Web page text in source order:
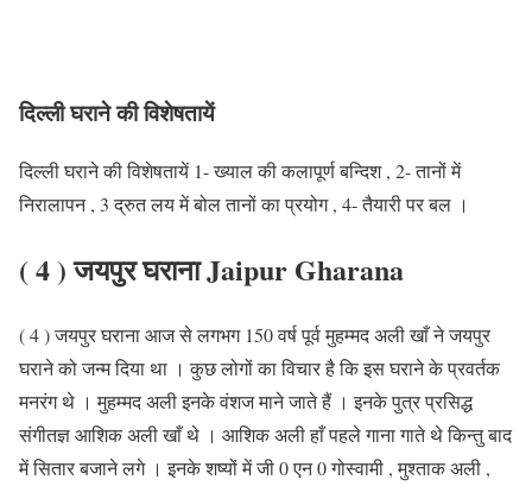
दिल्ली घराने की विशेषतायें
दिल्ली घराने की विशेषतायें 1- ख्याल की कलापूर्ण बन्दिश , 2- तानों में
निरालापन , 3 द्रुत लय में बोल तानों का प्रयोग , 4- तैयारी पर बल ।
( 4 ) जयपुर घराना Jaipur Gharana
( 4 ) जयपुर घराना आज से लगभग 150 वर्ष पूर्व मुहम्मद अली खाँ ने जयपुर
घराने को जन्म दिया था । कुछ लोगों का विचार है कि इस घराने के प्रवर्तक
मनरंग थे । मुहम्मद अली इनके वंशज माने जाते हैं । इनके पुत्र प्रसिद्ध
संगीतज्ञ आशिक अली खाँ थे । आशिक अली हाँ पहले गाना गाते थे किन्तु बाद
में सितार बजाने लगे । इनके शष्यों में जी 0 एन 0 गोस्वामी , मुश्ताक अली ,